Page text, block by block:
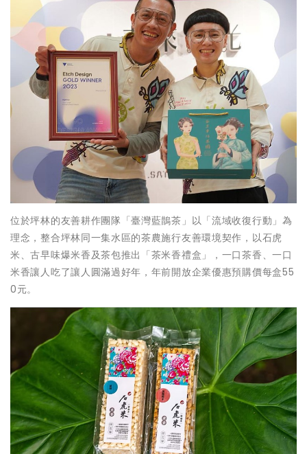
位於坪林的友善耕作團隊「臺灣藍鵲茶」以「流域收復行動」為
理念，整合坪林同一集水區的茶農施行友善環境契作，以石虎
米、古早味爆米香及茶包推出「茶米香禮盒」，一口茶香、一口
米香讓人吃了讓人圓滿過好年，年前開放企業優惠預購價每盒55
0元。